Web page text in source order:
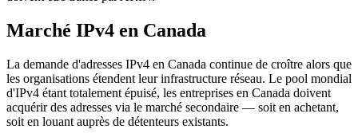
Marché IPv4 en Canada
La demande d'adresses IPv4 en Canada continue de croître alors que
les organisations étendent leur infrastructure réseau. Le pool mondial
d'IPv4 étant totalement épuisé, les entreprises en Canada doivent
acquérir des adresses via le marché secondaire — soit en achetant,
soit en louant auprès de détenteurs existants.